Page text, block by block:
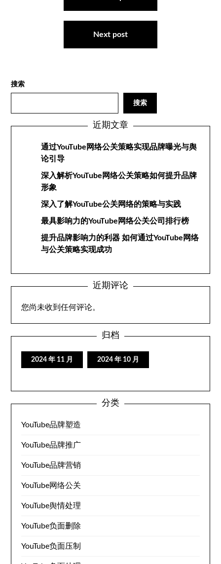
Next post
搜索
搜索
近期文章
通过YouTube网络公关策略实现品牌曝光与舆
论引导
深入解析YouTube网络公关策略如何提升品牌
形象
深入了解YouTube公关网络的策略与实践
最具影响力的YouTube网络公关公司排行榜
提升品牌影响力的利器 如何通过YouTube网络
与公关策略实现成功
近期评论
您尚未收到任何评论。
归档
2024 年 11 月 2024 年 10 月
分类
YouTube品牌塑造
YouTube品牌推广
YouTube品牌营销
YouTube网络公关
YouTube舆情处理
YouTube负面删除
YouTube负面压制